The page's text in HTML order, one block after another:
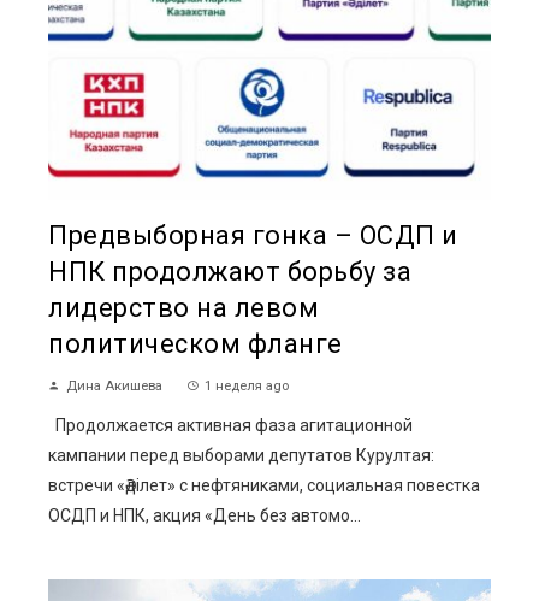
Предвыборная гонка – ОСДП и
НПК продолжают борьбу за
лидерство на левом
политическом фланге
Дина Акишева 1 неделя ago
Продолжается активная фаза агитационной
кампании перед выборами депутатов Курултая:
встречи «Әділет» с нефтяниками, социальная повестка
ОСДП и НПК, акция «День без автомо...